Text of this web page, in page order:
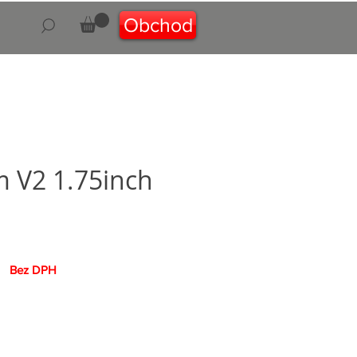
Obchod
V2 1.75inch
Bez DPH